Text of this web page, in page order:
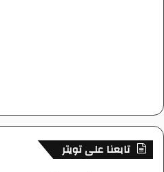
تابعنا على تويتر